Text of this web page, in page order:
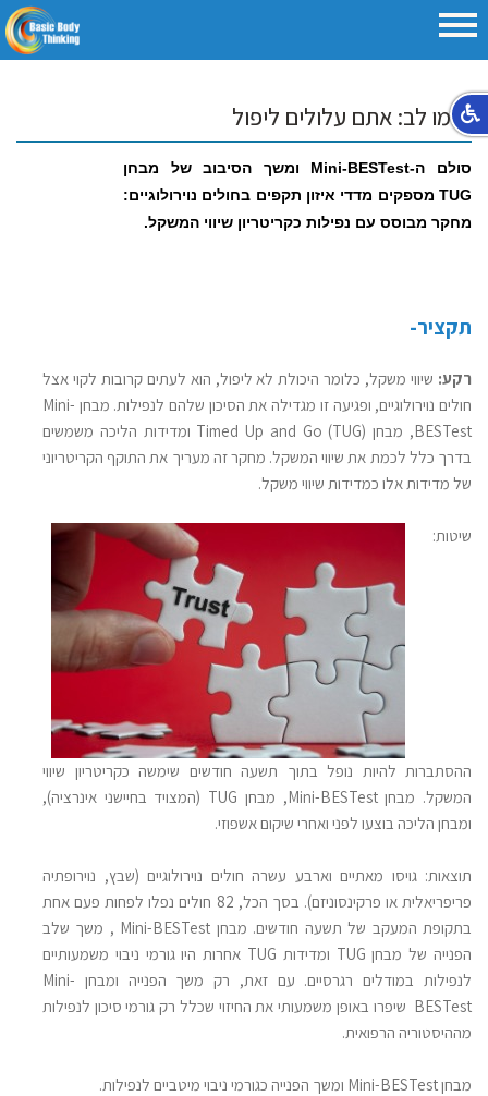
שימו לב: אתם עלולים ליפול
סולם ה-Mini-BESTest ומשך הסיבוב של מבחן
TUG מספקים מדדי איזון תקפים בחולים נוירולוגיים:
מחקר מבוסס עם נפילות כקריטריון שיווי המשקל.
תקציר-
רקע: שיווי משקל, כלומר היכולת לא ליפול, הוא לעתים קרובות לקוי אצל
חולים נוירולוגיים, ופגיעה זו מגדילה את הסיכון שלהם לנפילות. מבחן Mini-
BESTest, מבחן Timed Up and Go (TUG) ומדידות הליכה משמשים
בדרך כלל לכמת את שיווי המשקל. מחקר זה מעריך את התוקף הקריטריוני
של מדידות אלו כמדידות שיווי משקל.
שיטות:
ההסתברות להיות נופל בתוך תשעה חודשים שימשה כקריטריון שיווי
המשקל. מבחן Mini-BESTest, מבחן TUG (המצויד בחיישני אינרציה),
ומבחן הליכה בוצעו לפני ואחרי שיקום אשפוזי.
תוצאות: גויסו מאתיים וארבע עשרה חולים נוירולוגיים (שבץ, נוירופתיה
פריפריאלית או פרקינסוניזם). בסך הכל, 82 חולים נפלו לפחות פעם אחת
בתקופת המעקב של תשעה חודשים. מבחן Mini-BESTest , משך שלב
הפנייה של מבחן TUG ומדידות TUG אחרות היו גורמי ניבוי משמעותיים
לנפילות במודלים רגרסיים. עם זאת, רק משך הפנייה ומבחן Mini-
BESTest שיפרו באופן משמעותי את החיזוי שכלל רק גורמי סיכון לנפילות
מההיסטוריה הרפואית.
מבחן Mini-BESTest ומשך הפנייה כגורמי ניבוי מיטביים לנפילות.